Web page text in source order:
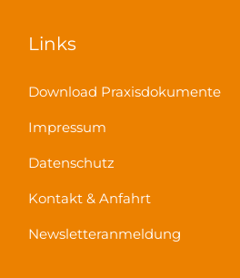
Links
Download Praxisdokumente
Impressum
Datenschutz
Kontakt & Anfahrt
Newsletteranmeldung